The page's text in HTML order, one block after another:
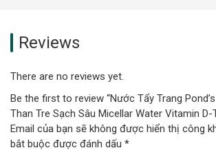
Reviews
There are no reviews yet.
Be the first to review “Nước Tẩy Trang
Than Tre Sạch Sâu Micellar Water Vitamin D-
Email của bạn sẽ không được hiển thị công
bắt buộc được đánh dấu *